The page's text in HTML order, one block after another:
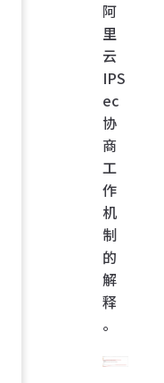
阿
里
云
IPS
ec
协
商
工
作
机
制
的
解
释
。